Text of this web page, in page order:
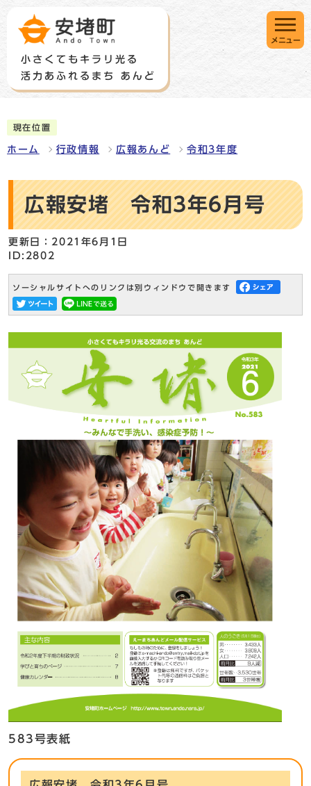
メニュー
現在位置
ホーム 行政情報 広報あんど 令和3年度
広報安堵 令和3年6月号
更新日：2021年6月1日
ID:2802
ソーシャルサイトへのリンクは別ウィンドウで開きます
583号表紙